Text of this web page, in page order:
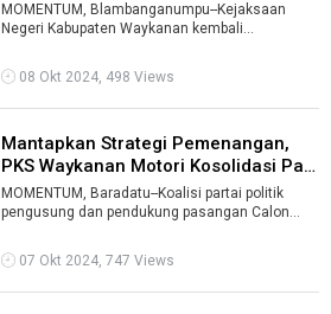
MOMENTUM, Blambanganumpu--Kejaksaan
Negeri Kabupaten Waykanan kembali
(JMS).Kali ini ...
08 Okt 2024, 498 Views
Mantapkan Strategi Pemenangan,
PKS Waykanan Motori Kosolidasi Par
...
MOMENTUM, Baradatu--Koalisi partai politik
pengusung dan pendukung pasangan Calon
07 Okt 2024, 747 Views